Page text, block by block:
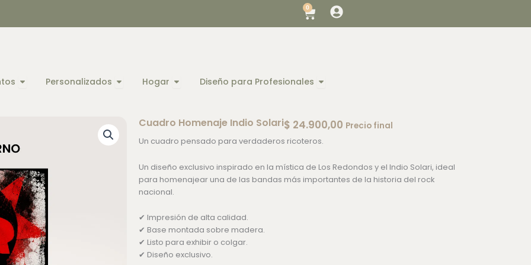
0
Cart
Open Eventos
Personalizados Open Personalizados
Hogar Open HogarDiseño para Profesionales Open Diseño para Profesionales
Cuadro Homenaje Indio Solari$ 24.900,00 Precio final
Un cuadro pensado para verdaderos ricoteros.
Un diseño exclusivo inspirado en la mística de Los Redondos y el Indio Solari, ideal
para homenajear una de las bandas más importantes de la historia del rock
nacional.
✔ Impresión de alta calidad.
✔ Base montada sobre madera.
✔ Listo para exhibir o colgar.
✔ Diseño exclusivo.